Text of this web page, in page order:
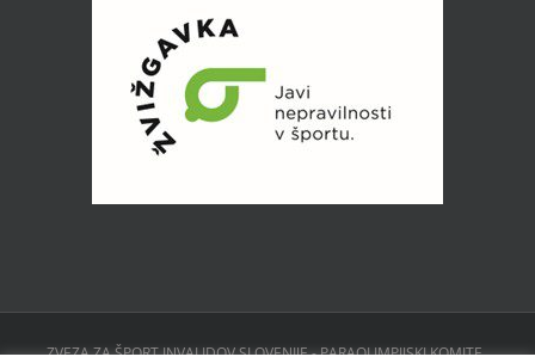
ZVEZA ZA ŠPORT INVALIDOV SLOVENIJE - PARAOLIMPIJSKI KOMITE ,